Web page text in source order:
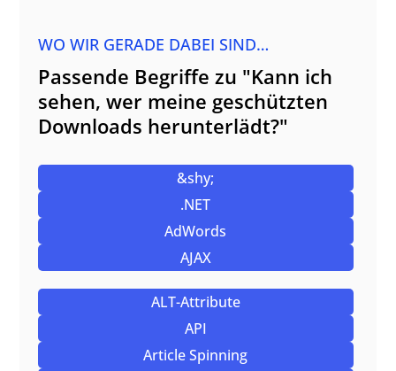
WO WIR GERADE DABEI SIND…
Passende Begriffe zu "Kann ich
sehen, wer meine geschützten
Downloads herunterlädt?"
&shy;
.NET
AdWords
AJAX
ALT-Attribute
API
Article Spinning